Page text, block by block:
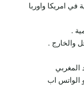
امريكا واوربا
.
والخارج .
المغربي
الواتس اب